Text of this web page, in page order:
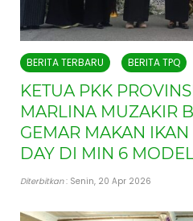
BERITA TERBARU BERITA TPQ
KETUA PKK
MARLINA MUZAKIR
GEMAR MAKAN
DAY DI MIN 6
Diterbitkan: Senin, 20 Apr 2026